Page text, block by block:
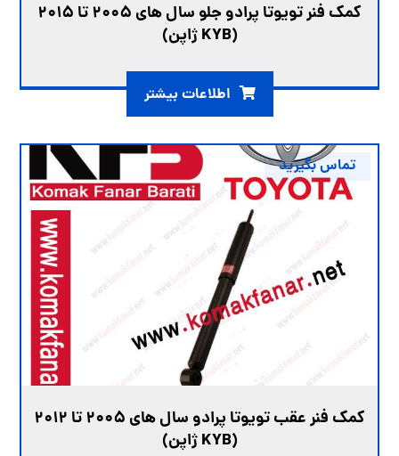
کمک فنر تویوتا پرادو جلو سال های 2005 تا 2015
(KYB ژاپن)
اطلاعات بیشتر
کمک فنر عقب تویوتا پرادو سال های ۲۰۰۵ تا ۲۰۱۲
(KYB ژاپن)
تماس بگیرید